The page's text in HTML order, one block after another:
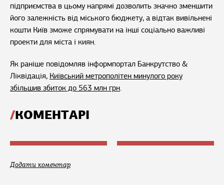
підприємства в цьому напрямі дозволить значно зменшити
його залежність від міського бюджету, а відтак вивільнені
кошти Київ зможе спрямувати на інші соціально важливі
проекти для міста і киян.
Як раніше повідомляв інформпортал Банкрутство &
Ліквідація, Київський метрополітен минулого року
збільшив збиток до 563 млн грн.
КОМЕНТАРІ
Додати коментар